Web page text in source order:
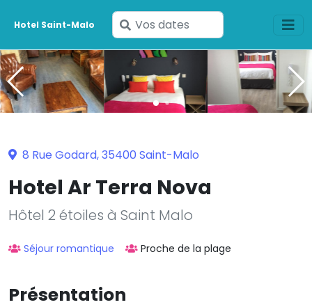
Hotel Saint-Malo
Saisissez
vos
dates
8 Rue Godard, 35400 Saint-Malo
Hotel Ar Terra Nova
Hôtel 2 étoiles à Saint Malo
Séjour romantique Proche de la plage
Présentation